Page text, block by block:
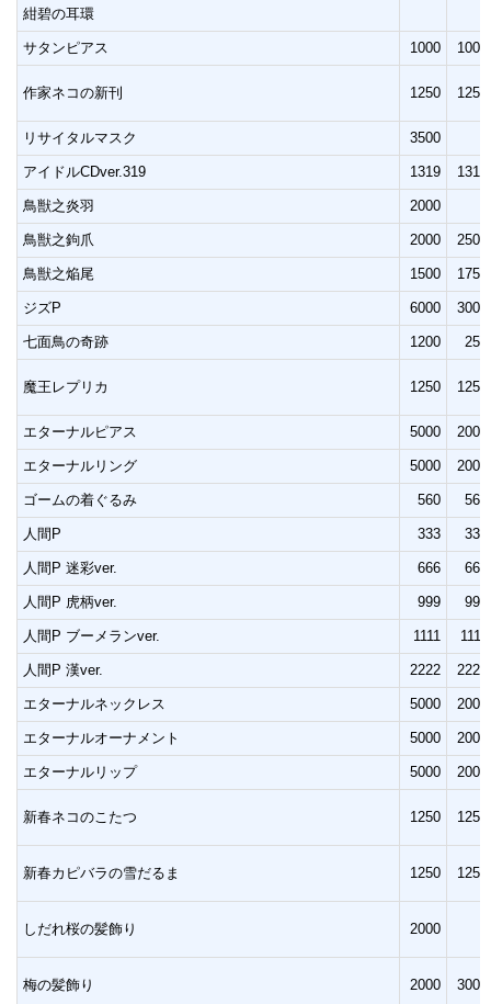
紺碧の耳環
サタンピアス 1000 1000
作家ネコの新刊 1250 1250
リサイタルマスク 3500
アイドルCDver.319 1319 1319
鳥獣之炎羽 2000
鳥獣之鉤爪 2000 2500
鳥獣之焔尾 1500 1750
ジズP 6000 3000
七面鳥の奇跡 1200 250
魔王レプリカ 1250 1250
エターナルピアス 5000 2000
エターナルリング 5000 2000
ゴームの着ぐるみ 560 560
人間P 333 333
人間P 迷彩ver. 666 666
人間P 虎柄ver. 999 999
人間P ブーメランver. 1111 1111
人間P 漢ver. 2222 2222
エターナルネックレス 5000 2000
エターナルオーナメント 5000 2000
エターナルリップ 5000 2000
新春ネコのこたつ 1250 1250
新春カピバラの雪だるま 1250 1250
しだれ桜の髪飾り 2000
梅の髪飾り 2000 3000